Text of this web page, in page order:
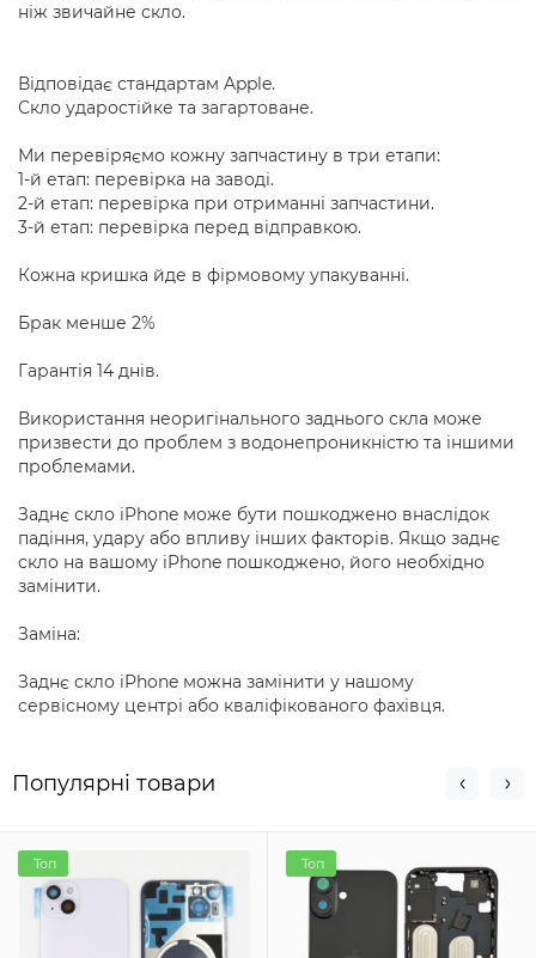
ніж звичайне скло.
Відповідає стандартам Apple.
Скло ударостійке та загартоване.
Ми перевіряємо кожну запчастину в три етапи:
1-й етап: перевірка на заводі.
2-й етап: перевірка при отриманні запчастини.
3-й етап: перевірка перед відправкою.
Кожна кришка йде в фірмовому упакуванні.
Брак менше 2%
Гарантія 14 днів.
Використання неоригінального заднього скла може
призвести до проблем з водонепроникністю та іншими
проблемами.
Заднє скло iPhone може бути пошкоджено внаслідок
падіння, удару або впливу інших факторів. Якщо заднє
скло на вашому iPhone пошкоджено, його необхідно
замінити.
Заміна:
Заднє скло iPhone можна замінити у нашому
сервісному центрі або кваліфікованого фахівця.
Популярні товари
Топ Топ